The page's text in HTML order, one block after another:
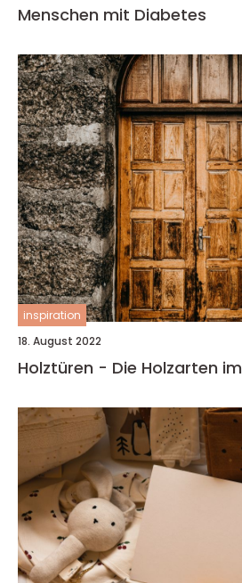
Menschen mit Diabetes
inspiration
18. August 2022
Holztüren - Die Holzarten